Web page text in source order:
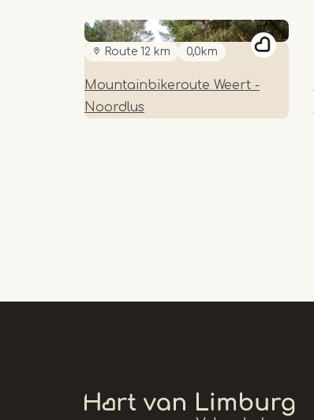
Route 12 km 0,0km
Mountainbikeroute Weert -
Noordlus